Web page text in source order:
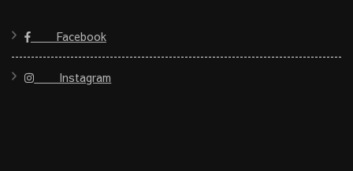
Facebook
Instagram